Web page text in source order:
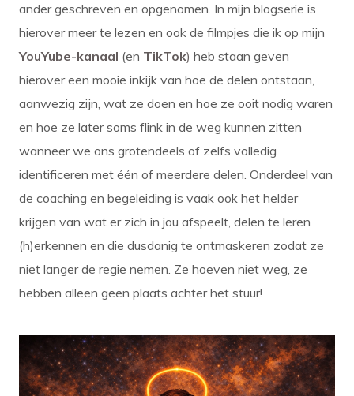
ander geschreven en opgenomen. In mijn blogserie is
hierover meer te lezen en ook de filmpjes die ik op mijn
YouYube-kanaal (en TikTok) heb staan geven
hierover een mooie inkijk van hoe de delen ontstaan,
aanwezig zijn, wat ze doen en hoe ze ooit nodig waren
en hoe ze later soms flink in de weg kunnen zitten
wanneer we ons grotendeels of zelfs volledig
identificeren met één of meerdere delen. Onderdeel van
de coaching en begeleiding is vaak ook het helder
krijgen van wat er zich in jou afspeelt, delen te leren
(h)erkennen en die dusdanig te ontmaskeren zodat ze
niet langer de regie nemen. Ze hoeven niet weg, ze
hebben alleen geen plaats achter het stuur!